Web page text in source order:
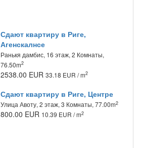
Сдают квартиру в Риге,
Агенскалнсе
Ранькя дамбис, 16 этаж, 2 Комнаты,
76.50m2
2538.00 EUR 33.18 EUR / m2
Сдают квартиру в Риге, Центре
Улица Авоту, 2 этаж, 3 Комнаты, 77.00m2
800.00 EUR 10.39 EUR / m2